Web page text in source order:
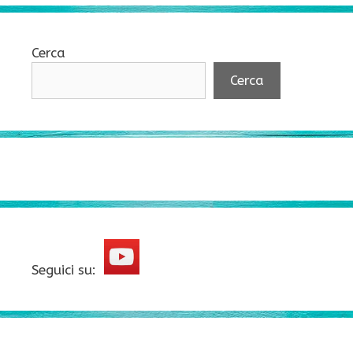
Cerca
Cerca
Seguici su: